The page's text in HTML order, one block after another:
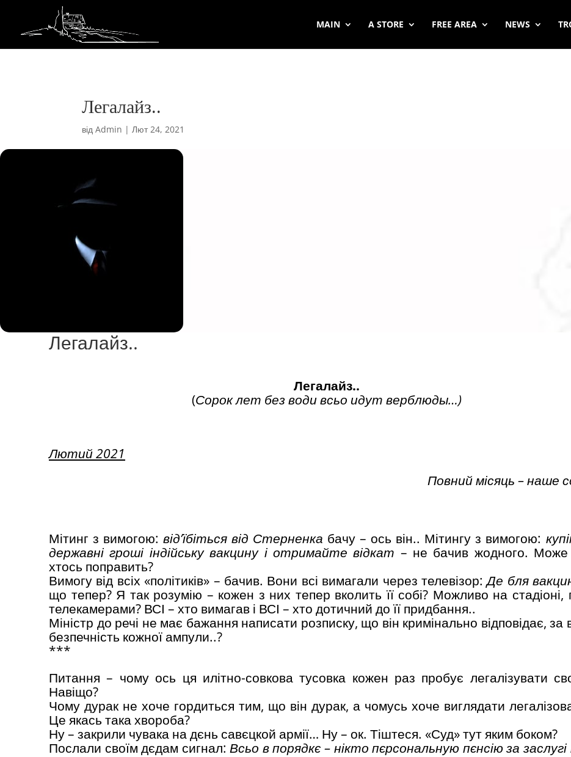
MAIN A STORE FREE AREA NEWS
Легалайз..
відAdmin | Лют 24, 2021
Легалайз..
Легалайз..
(Сорок лет без води всьо идут верблюды…)
Лютий 2021
Повний місяць – наше
Мітинг з вимогою:від’їбіться від Стерненка бачу – ось він.. Мітингу з вимогою:
державні гроші індійську вакцину і отримайте відкат – не бачив жодного.
хтось поправить?
Вимогу від всіх «політиків» – бачив. Вони всі вимагали через телевізор:Де бля
що тепер? Я так розумію – кожен з них тепер вколить її собі? Можливо на стадіоні,
телекамерами? ВСІ – хто вимагав і ВСІ – хто дотичний до її придбання..
Міністр до речі не має бажання написати розписку, що він кримінально відповідає, за
безпечність кожної ампули..?
***
Питання – чому ось ця илітно-совкова тусовка кожен раз пробує легалізувати
Навіщо?
Чому дурак не хоче гордиться тим, що він дурак, а чомусь хоче виглядати
Це якась така хвороба?
Ну – закрили чувака на дєнь савєцкой армії… Ну – ок. Тіштеся. «Суд» тут яким боком?
Послали своїм дєдам сигнал: Всьо в порядкє – нікто пєрсональную пєнсію за заслугі